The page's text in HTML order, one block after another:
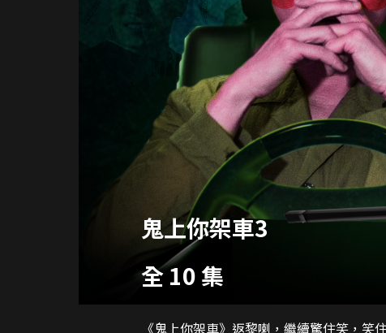
鬼上你架車3
全 10 集
《鬼上你架車》返黎喇，繼續驚住笑，